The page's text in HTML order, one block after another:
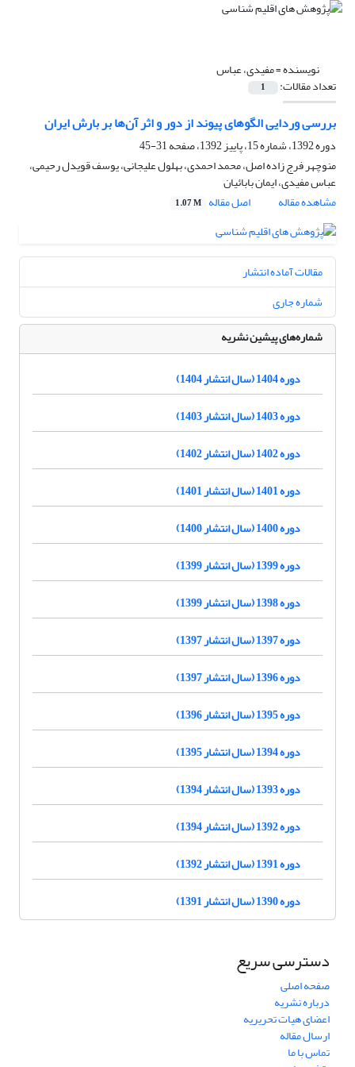
نویسنده =مفیدی، عباس
تعداد مقالات: 1
بررسی وردایی الگوهای پیوند از دور و اثر آن‌ها بر بارش ایران
دوره 1392، شماره 15، پاییز 1392، صفحه
31-45
منوچهر فرج زاده اصل، محمد احمدی، بهلول علیجانی، یوسف قویدل رحیمی،
عباس مفیدی، ایمان بابائیان
مشاهده مقاله
اصل مقاله 1.07 M
مقالات آماده انتشار
شماره جاری
شماره‌های پیشین نشریه
دوره 1404 (سال انتشار 1404)
دوره 1403 (سال انتشار 1403)
دوره 1402 (سال انتشار 1402)
دوره 1401 (سال انتشار 1401)
دوره 1400 (سال انتشار 1400)
دوره 1399 (سال انتشار 1399)
دوره 1398 (سال انتشار 1399)
دوره 1397 (سال انتشار 1397)
دوره 1396 (سال انتشار 1397)
دوره 1395 (سال انتشار 1396)
دوره 1394 (سال انتشار 1395)
دوره 1393 (سال انتشار 1394)
دوره 1392 (سال انتشار 1394)
دوره 1391 (سال انتشار 1392)
دوره 1390 (سال انتشار 1391)
دسترسی سریع
صفحه اصلی
درباره نشریه
اعضای هیات تحریریه
ارسال مقاله
تماس با ما